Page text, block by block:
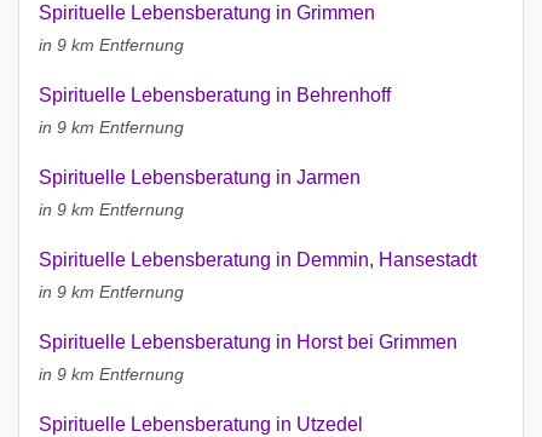
Spirituelle Lebensberatung in Grimmen
in 9 km Entfernung
Spirituelle Lebensberatung in Behrenhoff
in 9 km Entfernung
Spirituelle Lebensberatung in Jarmen
in 9 km Entfernung
Spirituelle Lebensberatung in Demmin, Hansestadt
in 9 km Entfernung
Spirituelle Lebensberatung in Horst bei Grimmen
in 9 km Entfernung
Spirituelle Lebensberatung in Utzedel